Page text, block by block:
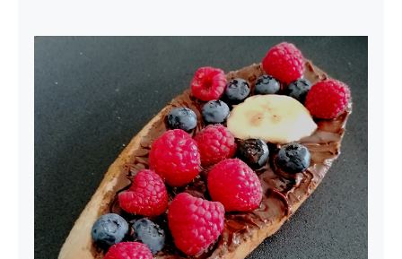
Schoko-Nuss-Brötchen mit Beeren